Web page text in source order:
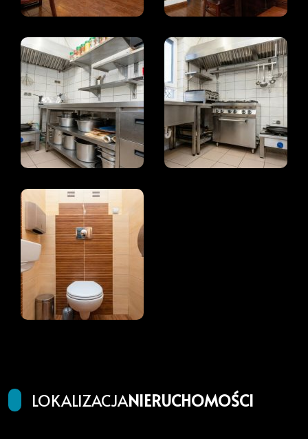
LOKALIZACJANIERUCHOMOŚCI